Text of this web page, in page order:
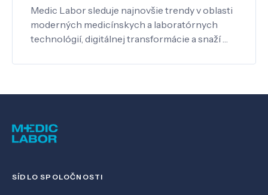
Medic Labor sleduje najnovšie trendy v oblasti
moderných medicínskych a laboratórnych
technológií, digitálnej transformácie a snaží …
SÍDLO SPOLOČNOSTI